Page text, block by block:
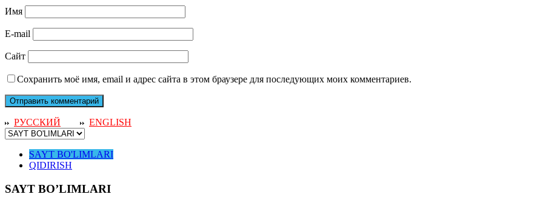
Имя
E-mail
Сайт
Сохранить моё имя, email и адрес сайта в этом браузере для последующих моих комментариев.
РУССКИЙ ENGLISH
SAYT BO'LIMLARI
QIDIRISH
SAYT BO’LIMLARI